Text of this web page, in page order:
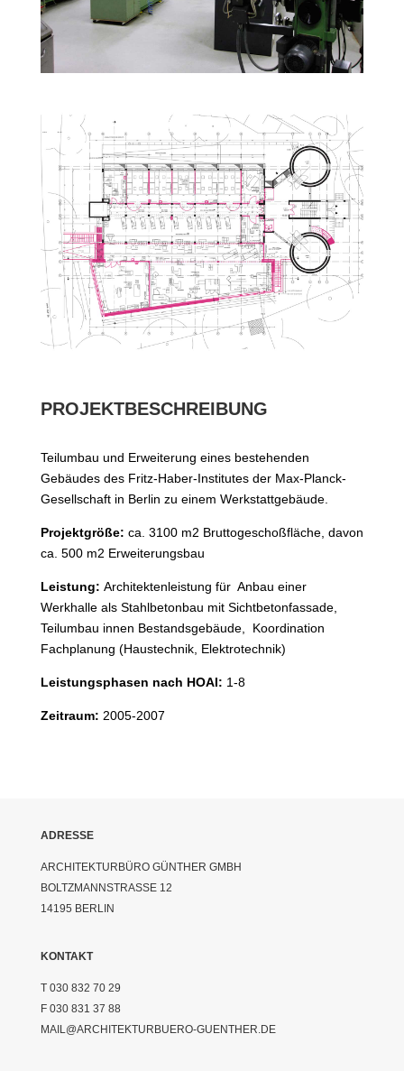
PROJEKTBESCHREIBUNG
Teilumbau und Erweiterung eines bestehenden
Gebäudes des Fritz-Haber-Institutes der Max-Planck-
Gesellschaft in Berlin zu einem Werkstattgebäude.
Projektgröße: ca. 3100 m2 Bruttogeschoßfläche, davon
ca. 500 m2 Erweiterungsbau
Leistung: Architektenleistung für Anbau einer
Werkhalle als Stahlbetonbau mit Sichtbetonfassade,
Teilumbau innen Bestandsgebäude, Koordination
Fachplanung (Haustechnik, Elektrotechnik)
Leistungsphasen nach HOAI: 1-8
Zeitraum: 2005-2007
ADRESSE
ARCHITEKTURBÜRO GÜNTHER GMBH
BOLTZMANNSTRASSE 12
14195 BERLIN
KONTAKT
T 030 832 70 29
F 030 831 37 88
MAIL@ARCHITEKTURBUERO-GUENTHER.DE